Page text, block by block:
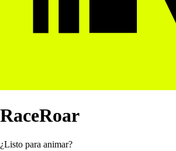
RaceRoar
¿Listo para animar?